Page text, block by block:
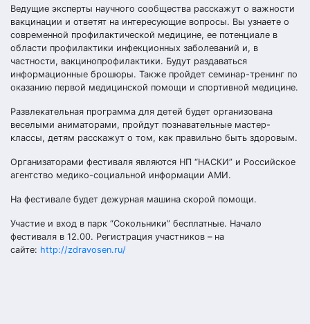
Ведущие эксперты научного сообщества расскажут о важности
вакцинации и ответят на интересующие вопросы. Вы узнаете о
современной профилактической медицине, ее потенциале в
области профилактики инфекционных заболеваний и, в
частности, вакцинопрофилактики. Будут раздаваться
информационные брошюры. Также пройдет семинар-тренинг по
оказанию первой медицинской помощи и спортивной медицине.
Развлекательная программа для детей будет организована
веселыми аниматорами, пройдут познавательные мастер-
классы, детям расскажут о том, как правильно быть здоровым.
Организаторами фестиваля являются НП “НАСКИ” и Российское
агентство медико-социальной информации АМИ.
На фестивале будет дежурная машина скорой помощи.
Участие и вход в парк “Сокольники” бесплатные. Начало
фестиваля в 12.00. Регистрация участников – на
сайте: http://zdravosen.ru/